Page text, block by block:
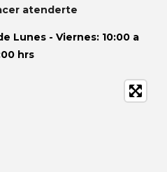
atenderte
Lunes - Viernes: 10:00 a
hrs